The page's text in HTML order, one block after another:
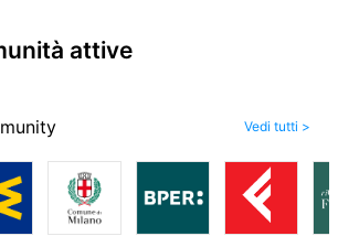
attive
Vedi tutti >